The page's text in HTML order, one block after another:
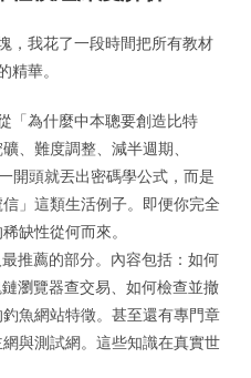
，我花了一段時間把所有教材
華。
「為什麼中本聰要創造比特
、難度調整、減半週期、
開頭就丟出密碼學公式，而是
」這類生活例子。即便你完全
缺性從何而來。
推薦的部分。內容包括：如何
瀏覽器查交易、如何檢查並撤
魚網站特徵。甚至還有專門章
與測試網。這些知識在真實世